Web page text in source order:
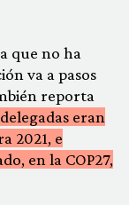
que no ha
va a pasos
reporta
eran
2021, e
en la COP27,